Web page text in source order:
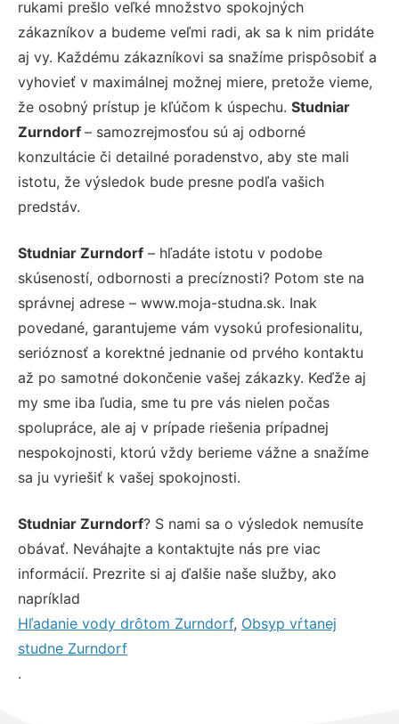
rukami prešlo veľké množstvo spokojných
zákazníkov a budeme veľmi radi, ak sa k nim pridáte
aj vy. Každému zákazníkovi sa snažíme prispôsobiť a
vyhovieť v maximálnej možnej miere, pretože vieme,
že osobný prístup je kľúčom k úspechu. Studniar
Zurndorf – samozrejmosťou sú aj odborné
konzultácie či detailné poradenstvo, aby ste mali
istotu, že výsledok bude presne podľa vašich
predstáv.
Studniar Zurndorf – hľadáte istotu v podobe
skúseností, odbornosti a precíznosti? Potom ste na
správnej adrese – www.moja-studna.sk. Inak
povedané, garantujeme vám vysokú profesionalitu,
serióznosť a korektné jednanie od prvého kontaktu
až po samotné dokončenie vašej zákazky. Keďže aj
my sme iba ľudia, sme tu pre vás nielen počas
spolupráce, ale aj v prípade riešenia prípadnej
nespokojnosti, ktorú vždy berieme vážne a snažíme
sa ju vyriešiť k vašej spokojnosti.
Studniar Zurndorf? S nami sa o výsledok nemusíte
obávať. Neváhajte a kontaktujte nás pre viac
informácií. Prezrite si aj ďalšie naše služby, ako
napríklad
Hľadanie vody drôtom Zurndorf, Obsyp vŕtanej
studne Zurndorf
.